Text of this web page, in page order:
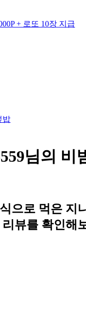
+ 로또 10장 지급
밥
님의 비
으로 먹은 지
뷰를 확인해